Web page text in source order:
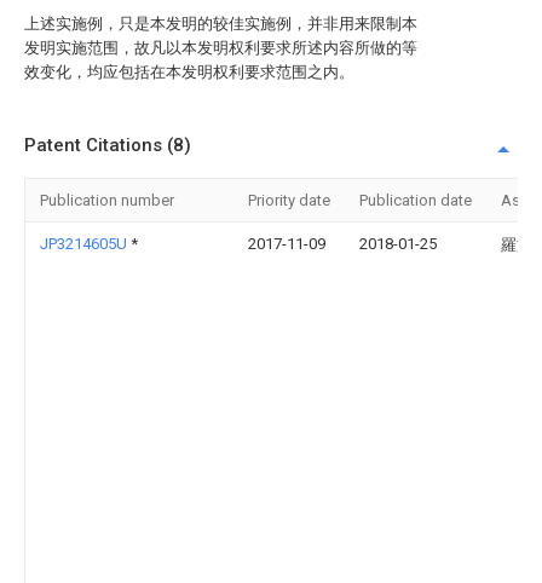
上述实施例，只是本发明的较佳实施例，并非用来限制本
发明实施范围，故凡以本发明权利要求所述内容所做的等
效变化，均应包括在本发明权利要求范围之内。
Patent Citations (8)
Publication number Priority date Publication date
JP3214605U * 2017-11-09 2018-01-25 羅文